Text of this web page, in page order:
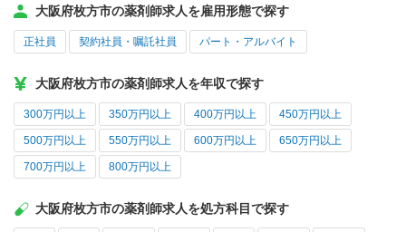
大阪府枚方市の薬剤師求人を雇用形態で探す
正社員 契約社員・嘱託社員 パート・アルバイト
大阪府枚方市の薬剤師求人を年収で探す
300万円以上 350万円以上 400万円以上 450万円以上
500万円以上 550万円以上 600万円以上 650万円以上
700万円以上 800万円以上
大阪府枚方市の薬剤師求人を処方科目で探す